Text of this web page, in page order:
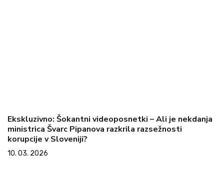
Ekskluzivno: Šokantni videoposnetki – Ali je nekdanja
ministrica Švarc Pipanova razkrila razsežnosti
korupcije v Sloveniji?
10. 03. 2026